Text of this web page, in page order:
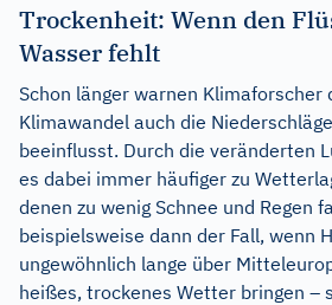
Trockenheit: Wenn den
Wasser fehlt
Schon länger warnen Klimaforscher
Klimawandel auch die
beeinflusst. Durch die veränderten
es dabei immer häufiger zu
denen zu wenig Schnee und Regen
beispielsweise dann der Fall, wenn
ungewöhnlich lange über
heißes, trockenes Wetter bringen –